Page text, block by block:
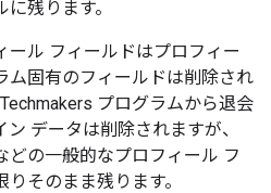
残ります。
ール フィールドはプロフィー
ム固有のフィールドは削除され
プログラムから退会
データは削除されますが、
どの一般的なプロフィール フ
そのまま残ります。